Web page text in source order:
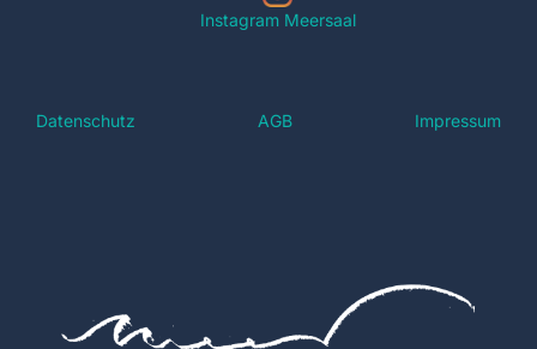
Instagram Meersaal
Datenschutz AGB Impressum